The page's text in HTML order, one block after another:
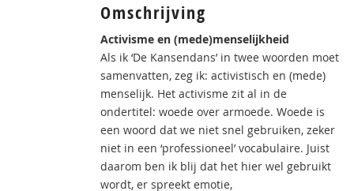
Omschrijving
Activisme en (mede)menselijkheid
Als ik ‘De Kansendans’ in twee woorden moet
samenvatten, zeg ik: activistisch en (mede)
menselijk. Het activisme zit al in de
ondertitel: woede over armoede. Woede is
een woord dat we niet snel gebruiken, zeker
niet in een ‘professioneel’ vocabulaire. Juist
daarom ben ik blij dat het hier wel gebruikt
wordt, er spreekt emotie,